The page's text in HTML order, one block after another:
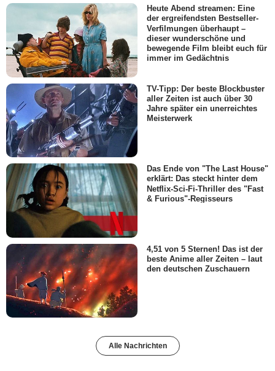
Heute Abend streamen: Eine
der ergreifendsten Bestseller-
Verfilmungen überhaupt –
dieser wunderschöne und
bewegende Film bleibt euch für
immer im Gedächtnis
TV-Tipp: Der beste Blockbuster
aller Zeiten ist auch über 30
Jahre später ein unerreichtes
Meisterwerk
Das Ende von "The Last House"
erklärt: Das steckt hinter dem
Netflix-Sci-Fi-Thriller des "Fast
& Furious"-Regisseurs
4,51 von 5 Sternen! Das ist der
beste Anime aller Zeiten – laut
den deutschen Zuschauern
Alle Nachrichten